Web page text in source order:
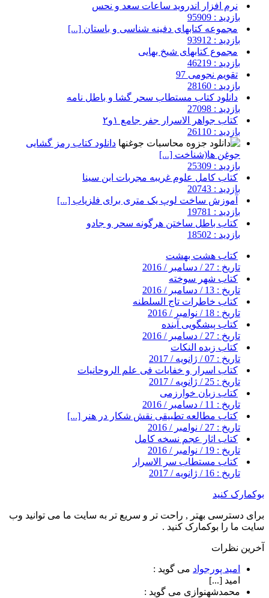
نرم افزار اندروید ساعات سعد و نحس
بازدید : 95909
مجموعه کتابهای دفینه شناسی و باستان [...]
بازدید : 93912
مجموع کتابهای شیخ بهایی
بازدید : 46219
تقویم نجومی 97
بازدید : 28160
دانلود کتاب مستطاب سحر گشا و باطل نامه
بازدید : 27098
کتاب جواهر الاسرار جفر جامع ۱و۲
بازدید : 26110
دانلود کتاب رمز گشایی
جوغن ها(شناخت [...]
بازدید : 25309
کتاب کامل علوم غریبه مجربات ابن سینا
بازدید : 20743
آموزش ساخت لوپ یک متری برای فلزیاب [...]
بازدید : 19781
کتاب باطل ساختن هرگونه سحر و جادو
بازدید : 18502
کتاب هشت بهشت
تاریخ : 27 / دسامبر / 2016
کتاب شهر سوخته
تاریخ : 13 / دسامبر / 2016
کتاب خاطرات تاج السلطنه
تاریخ : 18 / نوامبر / 2016
کتاب پیشگویی آینده
تاریخ : 27 / دسامبر / 2016
کتاب زبده النکات
تاریخ : 07 / ژانویه / 2017
کتاب اسرار و خفایات فی علم الروحانیات
تاریخ : 25 / ژانویه / 2017
کتاب زبان خوارزمی
تاریخ : 11 / دسامبر / 2016
کتاب مطالعه تطبیقی نقش شکار در هنر [...]
تاریخ : 27 / نوامبر / 2016
کتاب اثار عجم نسخه کامل
تاریخ : 19 / نوامبر / 2016
کتاب مستطاب سر الاسرار
تاریخ : 16 / ژانویه / 2017
بوکمارک کنید
برای دسترسی بهتر , راحت تر و سریع تر به سایت ما می توانید وب
سایت ما را بوکمارک کنید .
آخرین نظرات
امید پورجواد می گوید :
امید [...]
محمدشهنوازی می گوید :